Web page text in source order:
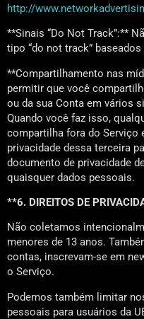
http://
**Sinais “Do Not Track”:**
tipo “do not track”
**Compartilhamento nas
permitir que você
ou da sua Conta em vários
Quando você faz isso,
compartilha fora do Serviço
privacidade dessa terceira
documento de privacidade
quaisquer dados pessoais.
**6. DIREITOS DE
Não coletamos
menores de 13 anos.
contas, inscrevam-se em
o Serviço.
Podemos também limitar
pessoais para usuários da